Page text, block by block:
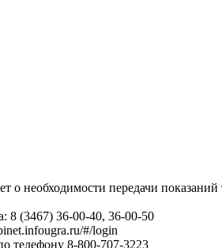
необходимости передачи показаний
8 (3467) 36-00-40, 36-00-50
#/login
телефону 8-800-707-3223